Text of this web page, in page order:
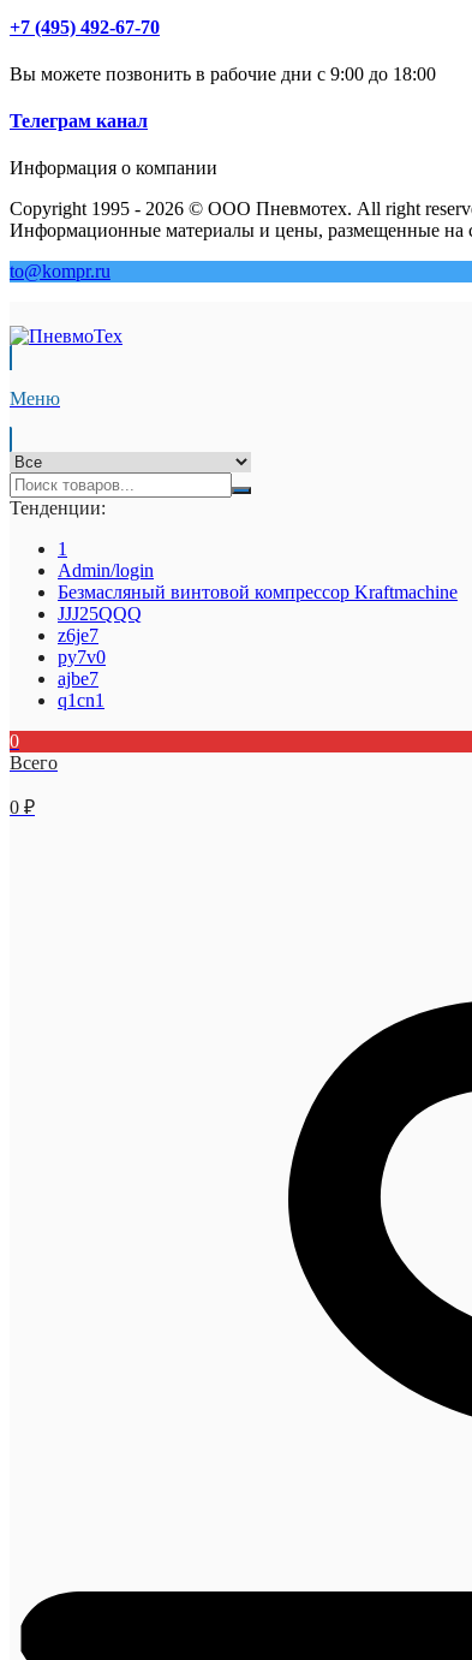
+7 (495) 492-67-70
Вы можете позвонить в рабочие дни с 9:00 до 18:00
Телеграм канал
Информация о компании
Copyright 1995 - 2026 © ООО Пневмотех. All right
Информационные материалы и цены, размещенные на
to@kompr.ru
Меню
Тенденции:
1
Admin/login
Безмасляный винтовой компрессор Kraftmaсhine
JJJ25QQQ
z6je7
py7v0
ajbe7
q1cn1
0
Всего
0 ₽